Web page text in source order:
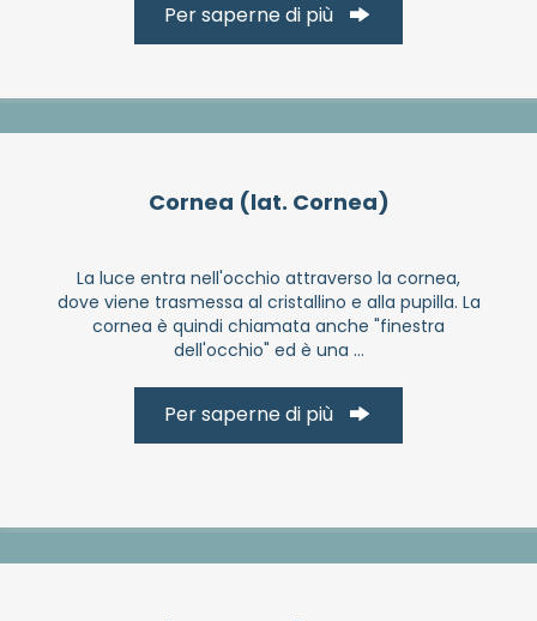
Per saperne di più
Cornea (lat. Cornea)
La luce entra nell'occhio attraverso la cornea,
dove viene trasmessa al cristallino e alla pupilla. La
cornea è quindi chiamata anche "finestra
dell'occhio" ed è una ...
Per saperne di più